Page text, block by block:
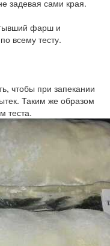
задевая сами края.
фарш и
всему тесту.
чтобы при запекании
Таким же образом
теста.